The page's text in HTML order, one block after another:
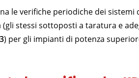
le verifiche periodiche dei sistemi
(gli stessi sottoposti a taratura e
) per gli impianti di potenza